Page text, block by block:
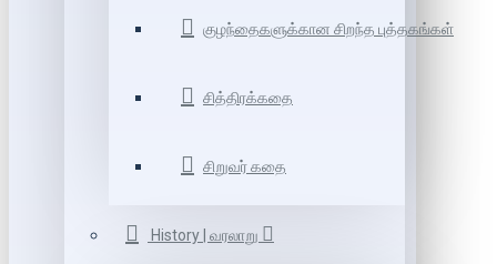
குழந்தைகளுக்கான சிறந்த புத்தகங்கள்
சித்திரக்கதை
சிறுவர் கதை
History | வரலாறு